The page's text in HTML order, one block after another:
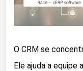
O CRM se
Ele ajuda a equipe